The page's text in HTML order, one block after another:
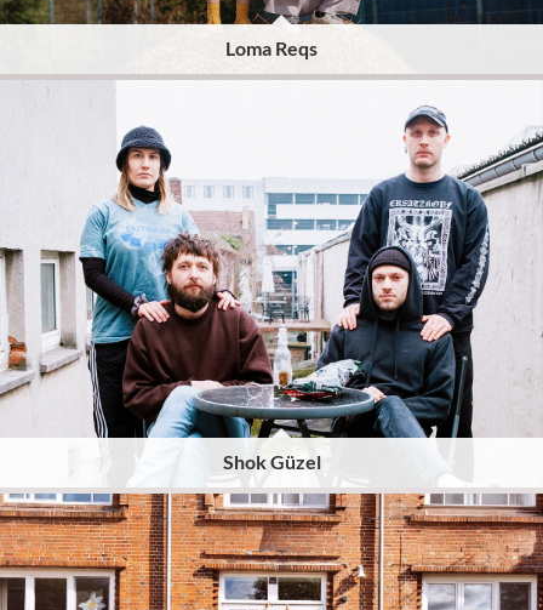
Loma Reqs
Shok Güzel